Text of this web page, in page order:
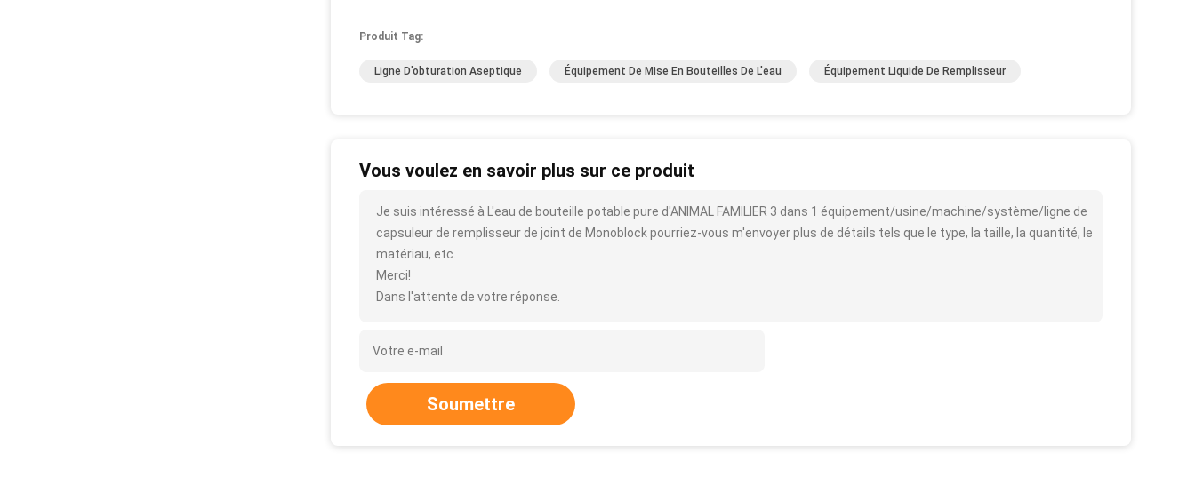
Produit Tag:
Ligne D'obturation Aseptique Équipement De Mise En Bouteilles De L'eau Équipement Liquide De Remplisseur
Vous voulez en savoir plus sur ce produit
Je suis intéressé à L'eau de bouteille potable pure d'ANIMAL FAMILIER 3 dans 1 équipement/usine/machine/système/ligne de
capsuleur de remplisseur de joint de Monoblock pourriez-vous m'envoyer plus de détails tels que le type, la taille, la quantité, le
matériau, etc.
Merci!
Dans l'attente de votre réponse.
Soumettre